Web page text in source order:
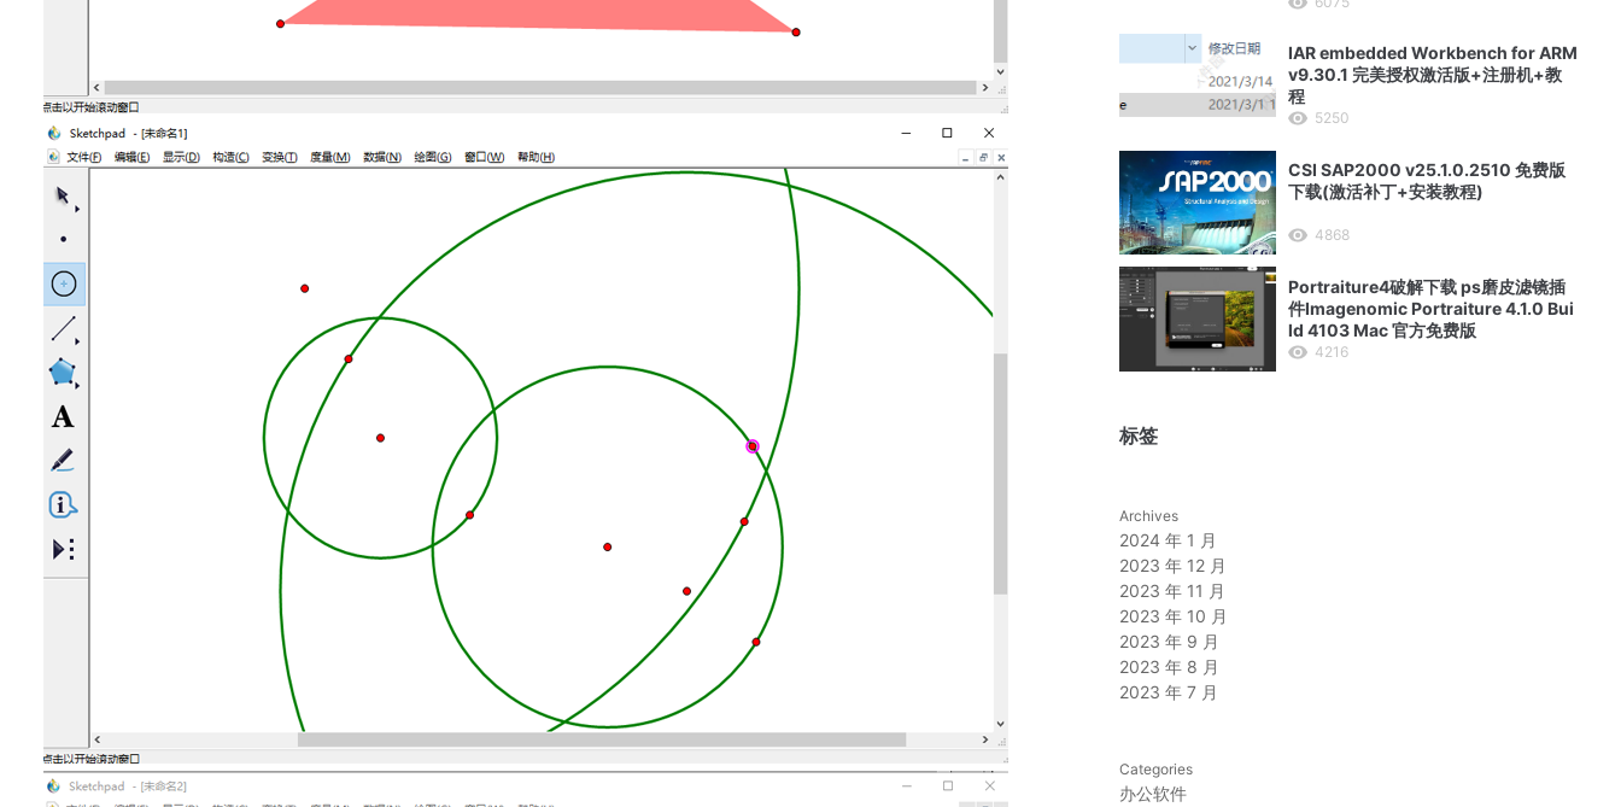
IAR embedded Workbench for ARM
v9.30.1 完美授权激活版+注册机+教
程
5250
CSI SAP2000 v25.1.0.2510 免费版
下载(激活补丁+安装教程)
4868
Portraiture4破解下载 ps磨皮滤镜插
件Imagenomic Portraiture 4.1.0 Bui
ld 4103 Mac 官方免费版
4216
标签
Archives
2024 年 1 月
2023 年 12 月
2023 年 11 月
2023 年 10 月
2023 年 9 月
2023 年 8 月
2023 年 7 月
Categories
办公软件